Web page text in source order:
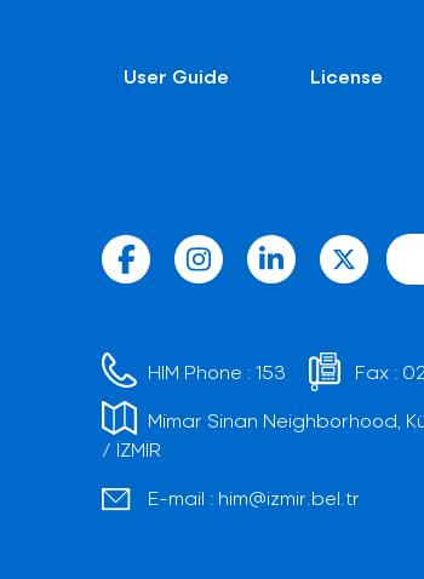
User Guide License
HIM Phone :153 Fax :
Mimar Sinan Neighborhood,
/ İZMİR
E-mail : him@izmir.bel.tr